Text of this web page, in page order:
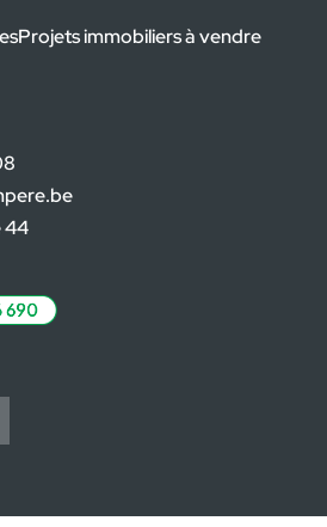
Projets immobiliers à vendre
44